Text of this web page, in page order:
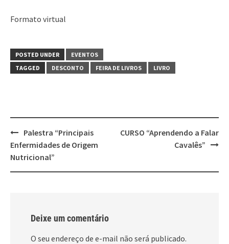
Formato virtual
POSTED UNDER
EVENTOS
TAGGED
DESCONTO FEIRA DE LIVROS LIVRO
Post
navigation
Palestra “Principais
Enfermidades de Origem
Nutricional”
CURSO “Aprendendo a Falar
Cavalês”
Deixe um comentário
O seu endereço de e-mail não será publicado.